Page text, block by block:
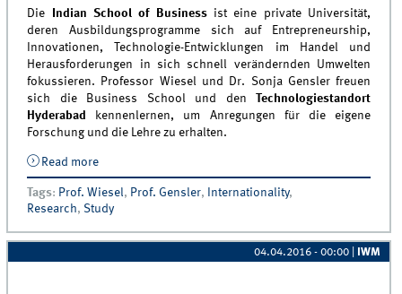
Die Indian School of Businessist eine private Universität,
deren Ausbildungsprogramme sich auf Entrepreneurship,
Innovationen, Technologie-Entwicklungen im Handel und
Herausforderungen in sich schnell verändernden Umwelten
fokussieren. Professor Wiesel und Dr. Sonja Gensler freuen
sich die Business School und den
Technologiestandort
Hyderabad kennenlernen, um Anregungen für die eigene
Forschung und die Lehre zu erhalten.
Read moreabout Professor Thorsten Wiesel und Dr. Sonja
Gensler zu Besuch an der Indian School of Business
(ISB)
Tags: Prof. Wiesel, Prof. Gensler, Internationality,
Research, Study
04.04.2016 - 00:00 IWM